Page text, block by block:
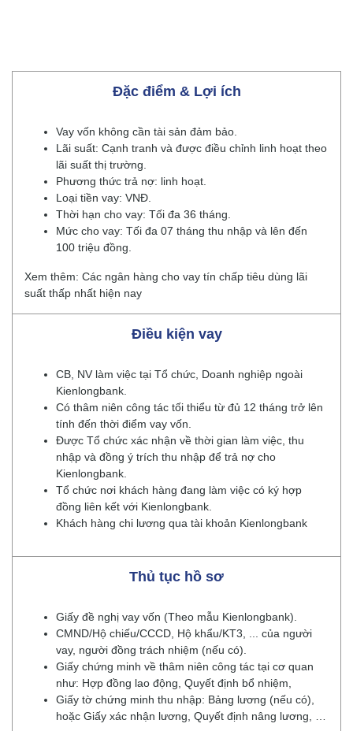
Đặc điểm & Lợi ích
Vay vốn không cần tài sản đảm bảo.
Lãi suất: Cạnh tranh và được điều chỉnh linh hoạt theo
lãi suất thị trường.
Phương thức trả nợ: linh hoạt.
Loại tiền vay: VNĐ.
Thời hạn cho vay: Tối đa 36 tháng.
Mức cho vay: Tối đa 07 tháng thu nhập và lên đến
100 triệu đồng.
Xem thêm: Các ngân hàng cho vay tín chấp tiêu dùng lãi
suất thấp nhất hiện nay
Điều kiện vay
CB, NV làm việc tại Tổ chức, Doanh nghiệp ngoài
Kienlongbank.
Có thâm niên công tác tối thiểu từ đủ 12 tháng trở lên
tính đến thời điểm vay vốn.
Được Tổ chức xác nhận về thời gian làm việc, thu
nhập và đồng ý trích thu nhập để trả nợ cho
Kienlongbank.
Tổ chức nơi khách hàng đang làm việc có ký hợp
đồng liên kết với Kienlongbank.
Khách hàng chi lương qua tài khoản Kienlongbank
Thủ tục hồ sơ
Giấy đề nghị vay vốn (Theo mẫu Kienlongbank).
CMND/Hộ chiếu/CCCD, Hộ khẩu/KT3, ... của người
vay, người đồng trách nhiệm (nếu có).
Giấy chứng minh về thâm niên công tác tại cơ quan
như: Hợp đồng lao động, Quyết định bổ nhiệm,
Giấy tờ chứng minh thu nhập: Bảng lương (nếu có),
hoặc Giấy xác nhận lương, Quyết định nâng lương, …